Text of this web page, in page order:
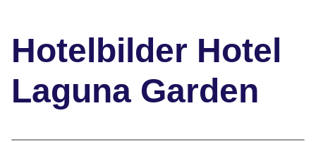
Hotelbilder Hotel
Laguna Garden